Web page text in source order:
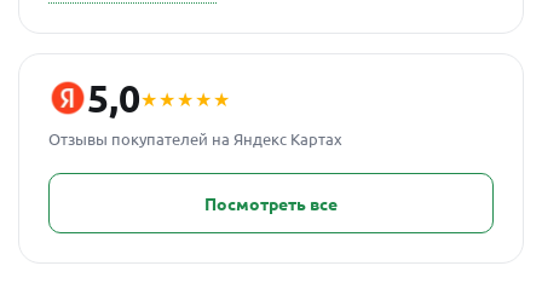
5,0★★★★★
Отзывы покупателей на Яндекс Картах
Посмотреть все